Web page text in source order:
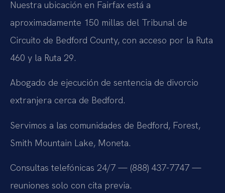
Nuestra ubicación en Fairfax está a
aproximadamente 150 millas del Tribunal de
Circuito de Bedford County, con acceso por la Ruta
460 y la Ruta 29.
Abogado de ejecución de sentencia de divorcio
extranjera cerca de Bedford.
Servimos a las comunidades de Bedford, Forest,
Smith Mountain Lake, Moneta.
Consultas telefónicas 24/7 — (888) 437-7747 —
reuniones solo con cita previa.